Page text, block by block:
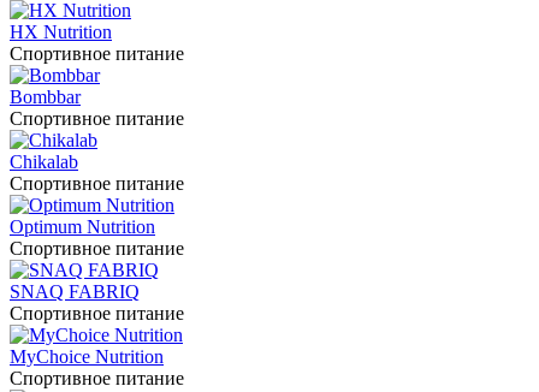
HX Nutrition
Спортивное питание
Bombbar
Спортивное питание
Chikalab
Спортивное питание
Optimum Nutrition
Спортивное питание
SNAQ FABRIQ
Спортивное питание
MyChoice Nutrition
Спортивное питание